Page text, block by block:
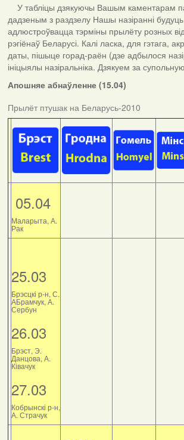
У табліцы дзякуючы Вашым каментарам
дадзеным з раздзелу Нашы назіранні будуць
адлюстроўвацца тэрміны прылёту розных
рэгіёнаў Беларусі. Калі ласка, для гэтага,
даты, пішыце горад-раён (дзе адбылося
ініцыялы назіральніка. Дзякуем за
Апошняе абнаўленне (15.04)
Прылёт птушак на Беларусь-2010
05.04
Маларыта, А.
Рак
25.03
Брэсцкі р-н, С.
АБрамчук, А.
Сербун
26.03
Брэст, Э.
Данцова, А.
Ківачук
27.03
Кобрынскі р-н,
А. Страчук